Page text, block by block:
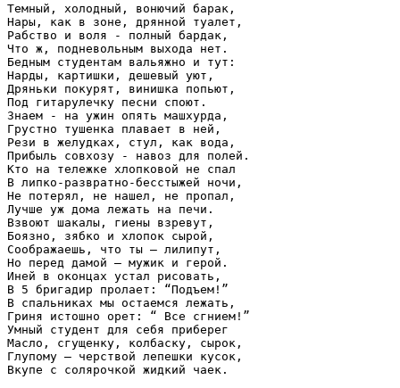
Темный, холодный, вонючий барак,
Нары, как в зоне, дрянной туалет,
Рабство и воля - полный бардак,
Что ж, подневольным выхода нет.
Бедным студентам вальяжно и тут:
Нарды, картишки, дешевый уют,
Дряньки покурят, винишка попьют,
Под гитарулечку песни споют.
Знаем - на ужин опять машхурда,
Грустно тушенка плавает в ней,
Рези в желудках, стул, как вода,
Прибыль совхозу - навоз для полей.
Кто на тележке хлопковой не спал
В липко-развратно-бесстыжей ночи,
Не потерял, не нашел, не пропал,
Лучше уж дома лежать на печи.
Взвоют шакалы, гиены взревут,
Боязно, зябко и хлопок сырой,
Соображаешь, что ты – лилипут,
Но перед дамой – мужик и герой.
Иней в оконцах устал рисовать,
В 5 бригадир пролает: “Подъем!”
В спальниках мы остаемся лежать,
Гриня истошно орет: “ Все сгнием!”
Умный студент для себя приберег
Масло, сгущенку, колбаску, сырок,
Глупому – черствой лепешки кусок,
Вкупе с солярочкой жидкий чаек.